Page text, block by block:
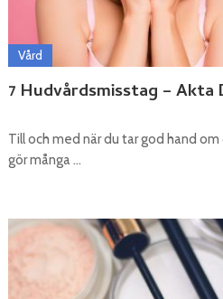
7 Hudvårdsmisstag – Akta
Vård
Till och med när du tar god hand
gör många …